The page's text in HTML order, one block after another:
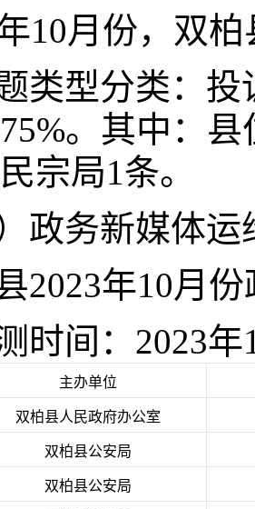
10月份，双
类型分类：投
。其中：
宗局1条。
）政务新媒体
2023年10月
测时间：2023
主办单位
双柏县人民政府办公室
双柏县公安局
双柏县公安局